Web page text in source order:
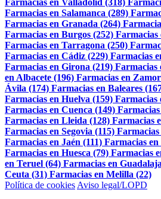
Farmacias en Valladolid (318)
Farmacias en Salamanca (289)
Farmacias en Granada (264)
Farmacias en Burgos (252) Farmacias
Farmacias en Tarragona (250)
Farmacias en Cádiz (229) Farmacias
Farmacias en Girona (219) Farmacias
en Albacete (196) Farmacias en
Ávila (174) Farmacias en Baleares
Farmacias en Huelva (159) Farmacias
Farmacias en Cuenca (149)
Farmacias en Lleida (128) Farmacias
Farmacias en Segovia (115) Farmacias
Farmacias en Jaén (111) Farmacias
Farmacias en Huesca (79) Farmacias
en Teruel (64) Farmacias en
Ceuta (31) Farmacias en Melilla (22)
Política de cookies Aviso legal/LOPD